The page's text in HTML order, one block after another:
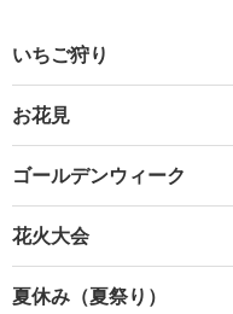
いちご狩り
お花見
ゴールデンウィーク
花火大会
夏休み（夏祭り）